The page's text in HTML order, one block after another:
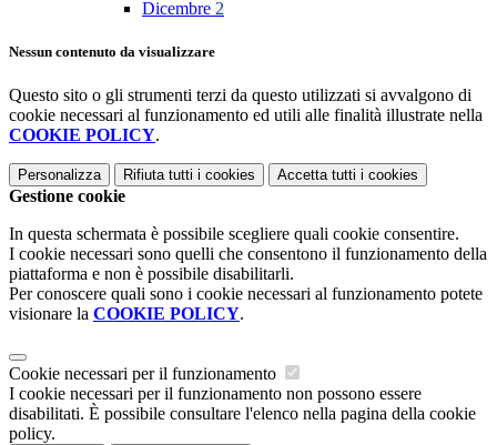
Dicembre 2
Nessun contenuto da visualizzare
Questo sito o gli strumenti terzi da questo utilizzati si avvalgono di
cookie necessari al funzionamento ed utili alle finalità illustrate nella
COOKIE POLICY.
Personalizza Rifiuta tutti i cookies Accetta tutti i cookies
Gestione cookie
In questa schermata è possibile scegliere quali cookie consentire.
I cookie necessari sono quelli che consentono il funzionamento della
piattaforma e non è possibile disabilitarli.
Per conoscere quali sono i cookie necessari al funzionamento potete
visionare la COOKIE POLICY.
Cookie necessari per il funzionamento
I cookie necessari per il funzionamento non possono essere
disabilitati. È possibile consultare l'elenco nella pagina della cookie
policy.